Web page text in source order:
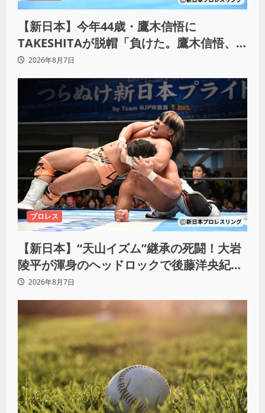
【新日本】今年44歳・鷹木信悟に
TAKESHITAが脱帽「負けた。鷹木信悟、
強いわ！」
2026年8月7日
プロレス
【新日本】“天山イズム”継承の死闘！大岩
陵平が渾身のヘッドロックで後藤洋央紀か
らタップ奪取 執念の「リベンジ＆4勝目」
2026年8月7日